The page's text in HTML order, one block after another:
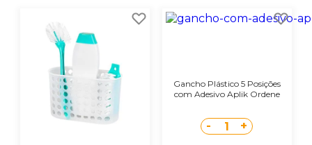
Gancho Plástico 5 Posições
com Adesivo Aplik Ordene
- 1 +